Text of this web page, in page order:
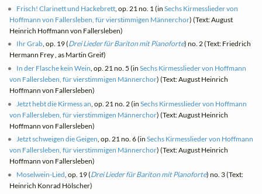
Frisch! Clarinett und Hackebrett , op. 21 no. 1 (inSechs Kirmesslieder von
Hoffmann von Fallersleben, für vierstimmigen Männerchor) (Text: August
Heinrich Hoffmann von Fallersleben)
Ihr Grab, op. 19 (Drei Lieder für Bariton mit Pianoforte) no. 2 (Text: Friedrich
Hermann Frey , as Martin Greif)
In der Flasche kein Wein , op. 21 no. 5 (inSechs Kirmesslieder von Hoffmann
von Fallersleben, für vierstimmigen Männerchor) (Text: August Heinrich
Hoffmann von Fallersleben)
Jetzt hebt die Kirmess an , op. 21 no. 2 (inSechs Kirmesslieder von Hoffmann
von Fallersleben, für vierstimmigen Männerchor) (Text: August Heinrich
Hoffmann von Fallersleben)
Jetzt schweigen die Geigen, op. 21 no. 6 (inSechs Kirmesslieder von Hoffmann
von Fallersleben, für vierstimmigen Männerchor) (Text: August Heinrich
Hoffmann von Fallersleben)
Moselwein-Lied , op. 19 (Drei Lieder für Bariton mit Pianoforte) no. 3 (Text:
Heinrich Konrad Hölscher)